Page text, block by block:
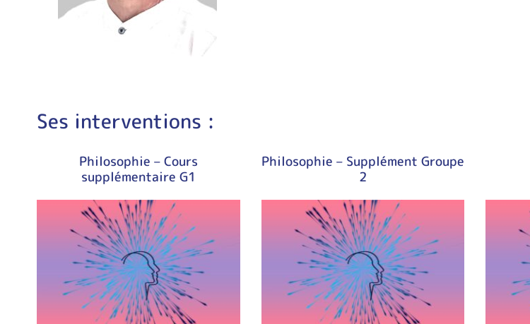
Ses interventions :
Philosophie – Cours
supplémentaire G1
Philosophie – Supplément Groupe
2